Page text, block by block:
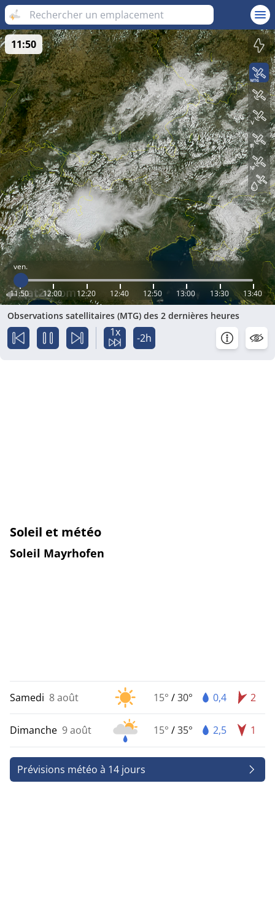
ven.
11:50 12:00 12:20 12:40 12:50 13:00 13:30 13:40
11:50
Observations satellitaires (MTG) des 2 dernières heures
1x -2h
Soleil et météo
Soleil Mayrhofen
Samedi 8 août 15° /30° 0,4 2
Dimanche 9 août 15° /35° 2,5 1
Prévisions météo à 14 jours